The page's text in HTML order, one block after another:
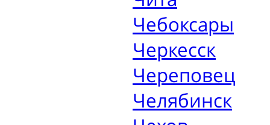
Чебоксары
Черкесск
Череповец
Челябинск